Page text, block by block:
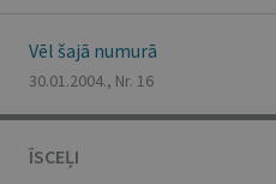
Vēl šajā numurā
30.01.2004., Nr. 16
ĪSCEĻI